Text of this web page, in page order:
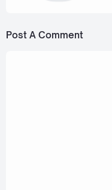
Post A Comment